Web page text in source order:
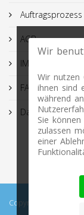
Auftragsprozess
AGB
IMPRESSUM
FAQ
Datenschutz
Copyright © 2026
Wir
Wir nutzen
ihnen sind
während
Sie
zulassen
einer